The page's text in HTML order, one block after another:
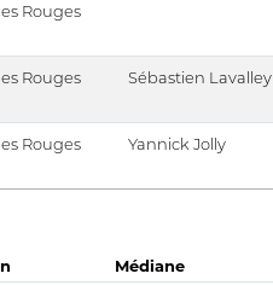
Rouges
Rouges
Sébastien Lavalley
Rouges
Yannick Jolly
Médiane